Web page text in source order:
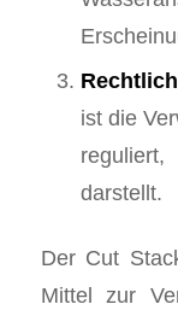
ist die
darstellt.
Der Cut
Mittel zur